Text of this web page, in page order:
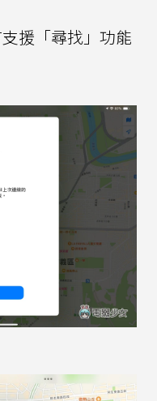
援「尋找」功能